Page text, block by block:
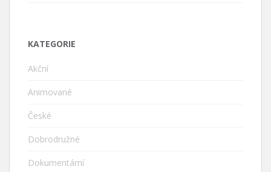
KATEGORIE
Akční
Animované
České
Dobrodružné
Dokumentární